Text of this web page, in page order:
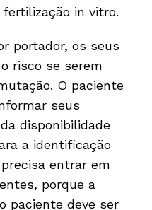
in vitro.
portador, os seus
risco se serem
O paciente
seus
disponibilidade
a identificação
entrar em
porque a
paciente deve ser